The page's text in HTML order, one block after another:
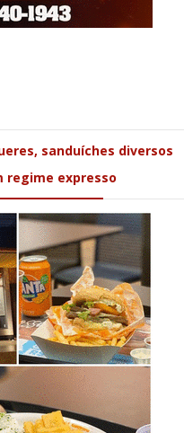
sanduíches diversos
regime expresso